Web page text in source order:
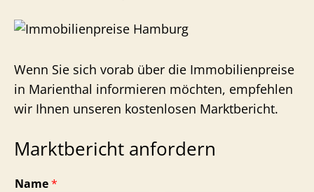
Wenn Sie sich vorab über die Immobilienpreise
in Marienthal informieren möchten, empfehlen
wir Ihnen unseren kostenlosen Marktbericht.
Marktbericht anfordern
Name*